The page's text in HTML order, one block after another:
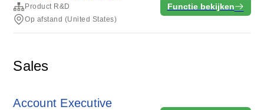
Product R&D
Op afstand (United States)
Functie bekijken
Sales
Account Executive